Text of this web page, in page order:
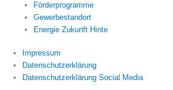
Förderprogramme
Gewerbestandort
Energie Zukunft Hinte
Impressum
Datenschutzerklärung
Datenschutzerklärung Social Media